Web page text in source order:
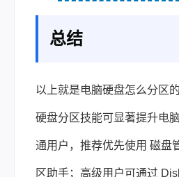
总结
以上就是电脑硬盘怎么分区
硬盘分区技能可显著提升电
通用户，推荐优先使用 磁盘
区助手；高级用户可通过